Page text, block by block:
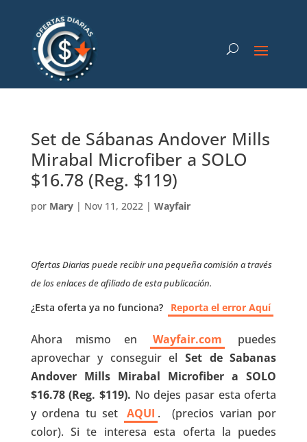
Set de Sábanas Andover Mills
Mirabal Microfiber a SOLO
$16.78 (Reg. $119)
por Mary| Nov 11, 2022| Wayfair
Ofertas Diarias puede recibir una pequeña comisión a través
de los enlaces de afiliado de esta publicación.
¿Esta oferta ya no funciona? Reporta el error Aquí
Ahora mismo en Wayfair.com
puedes
aprovechar y conseguir elSet de Sabanas
Andover Mills Mirabal Microfiber a SOLO
$16.78 (Reg. $119). No dejes pasar esta oferta
y ordena tu set AQUI . (precios varian por
color). Si te interesa esta oferta la puedes